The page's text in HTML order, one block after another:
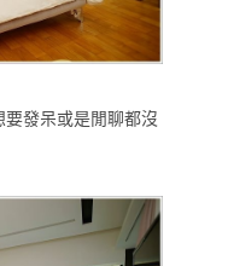
發呆或是閒聊都沒